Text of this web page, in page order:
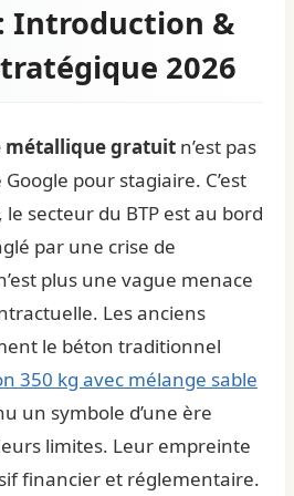
Introduction &
2026
métallique gratuit n’est pas
pour stagiaire. C’est
secteur du BTP est au bord
par une crise de
plus une vague menace
Les anciens
le béton traditionnel
350 kg avec mélange sable
un symbole d’une ère
limites. Leur empreinte
financier et réglementaire.